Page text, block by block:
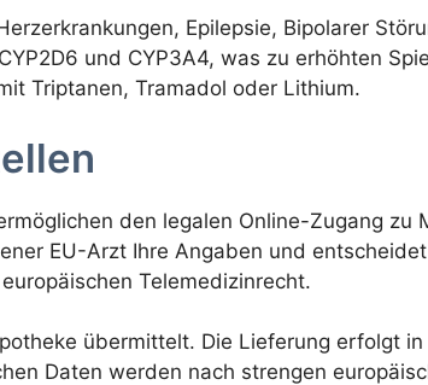
Epilepsie, Bipolarer
und CYP3A4, was zu erhöhten
Triptanen, Tramadol oder Lithium.
den legalen Online-Zugang zu
EU-Arzt Ihre Angaben und
Telemedizinrecht.
übermittelt. Die Lieferung erfolgt
Daten werden nach strengen